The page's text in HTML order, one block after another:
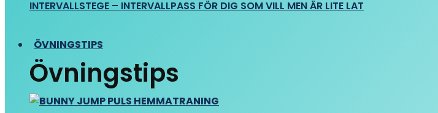
INTERVALLSTEGE – INTERVALLPASS FÖR DIG SOM VILL MEN ÄR LITE LAT
ÖVNINGSTIPS
Övningstips